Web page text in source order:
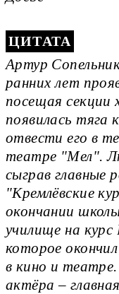
Артур
ранних лет
посещая секции
появилась тяга
отвести его в
театре "Мел".
сыграв главные
"Кремлёвские
окончании
училище на
которое
в кино и
актёра –